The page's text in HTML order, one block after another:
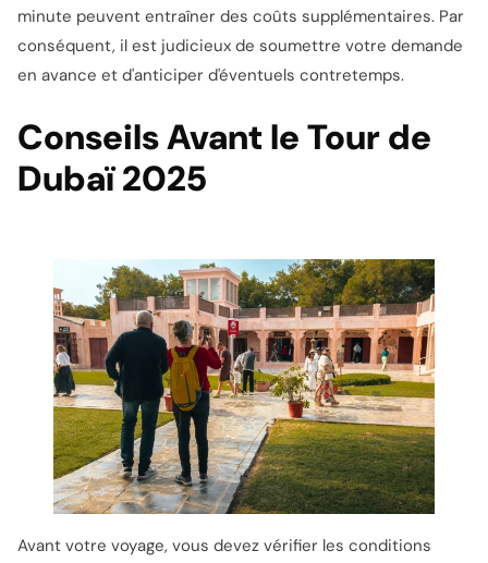
minute peuvent entraîner des coûts supplémentaires. Par
conséquent, il est judicieux de soumettre votre demande
en avance et d'anticiper d'éventuels contretemps.
Conseils Avant le Tour de
Dubaï 2025
Avant votre voyage, vous devez vérifier les conditions